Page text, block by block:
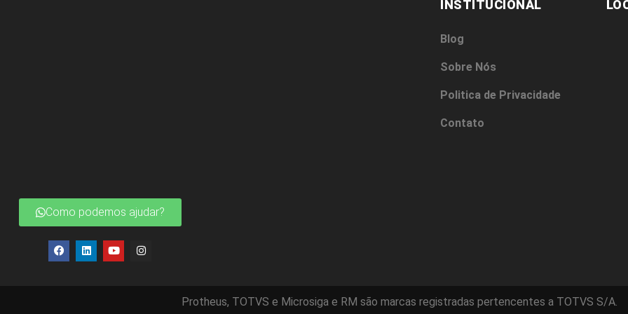
Como podemos ajudar?
INSTITUCIONAL
Blog
Sobre Nós
Politica de Privacidade
Contato
Protheus, TOTVS e Microsiga e RM são marcas registradas pertencentes a TOTVS S/A.